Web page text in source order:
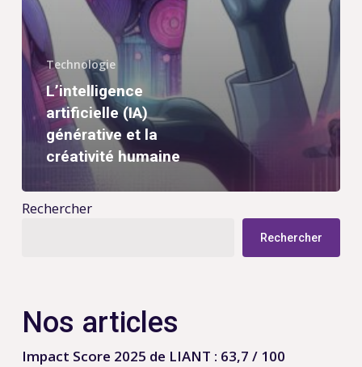
Technologie
L’intelligence
artificielle (IA)
générative et la
créativité humaine
Rechercher
Rechercher
Nos articles
Impact Score 2025 de LIANT : 63,7 / 100